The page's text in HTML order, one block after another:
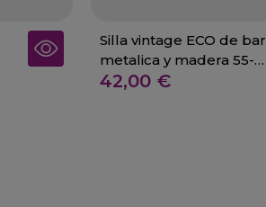
Silla vintage ECO de bar
metalica y madera 55-
Hornachos
42,00 €